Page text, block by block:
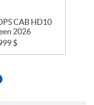
CAB HD10
2026
$